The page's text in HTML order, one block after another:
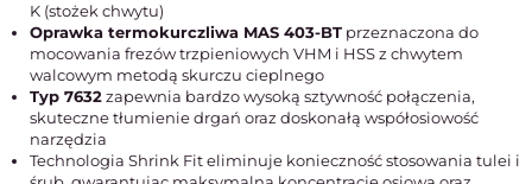
K (stożek chwytu)
Oprawka termokurczliwa MAS 403-BT przeznaczona do
mocowania frezów trzpieniowych VHM i HSS z chwytem
walcowym metodą skurczu cieplnego
Typ 7632zapewnia bardzo wysoką sztywność połączenia,
skuteczne tłumienie drgań oraz doskonałą współosiowość
narzędzia
Technologia Shrink Fit eliminuje konieczność stosowania tulei i